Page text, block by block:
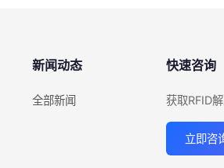
新闻动态
全部新闻
快速咨询
获取RFID
立即咨